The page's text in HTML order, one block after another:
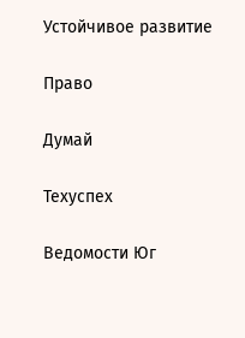
Устойчивое развитие
Право
Думай
Техуспех
Ведомости Юг